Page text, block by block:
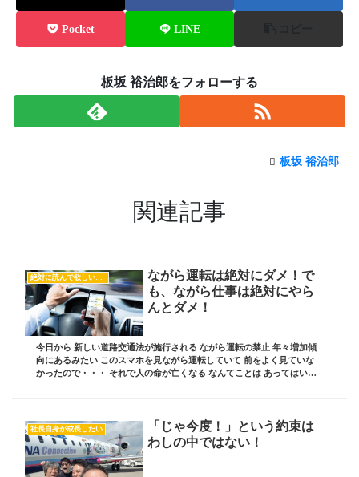
Pocket LINE
板坂 裕治郎をフォローする
板坂 裕治郎
関連記事
絶対に読んで欲しいオススメ記事
ながら運転は絶対にダメ！で
も、ながら仕事は絶対にやら
んとダメ！
今日から 新しい道路交通法が施行される ながら運転の禁止 年々増加傾
向にあるみたい このスマホを見ながら運転していて 前をよく見ていな
かったので・・・ それで人の命が亡くなる なんてことは あってはいけ
社長自身が成長したい
「じゃ今度！」という約束は
わしの中ではない！